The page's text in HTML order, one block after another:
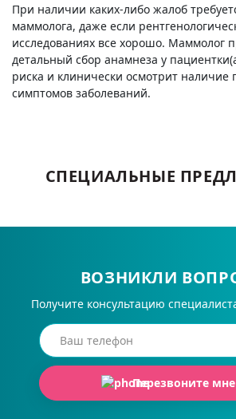
При наличии каких-либо жалоб
маммолога, даже если
исследованиях все хорошо. Маммолог
детальный сбор анамнеза у
риска и клинически осмотрит наличие
симптомов заболеваний. ​​​
СПЕЦИАЛЬНЫЕ
ВОЗНИКЛИ
Получите консультацию
Перезвоните мне